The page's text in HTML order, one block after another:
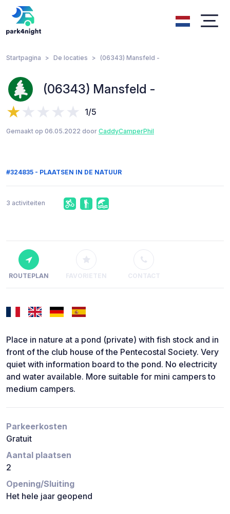
Startpagina De locaties (06343) Mansfeld -
(06343) Mansfeld -
1/5
Gemaakt op 06.05.2022 door CaddyCamperPhil
#324835 - PLAATSEN IN DE NATUUR
3 activiteiten
ROUTEPLAN FAVORIETEN CONTACT
Place in nature at a pond (private) with fish stock and in
front of the club house of the Pentecostal Society. Very
quiet with information board to the pond. No electricity
and water available. More suitable for mini campers to
medium campers.
Parkeerkosten
Gratuit
Aantal plaatsen
2
Opening/Sluiting
Het hele jaar geopend